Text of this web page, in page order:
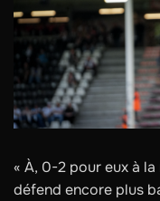
« À, 0-2 pour eux à
défend encore plus